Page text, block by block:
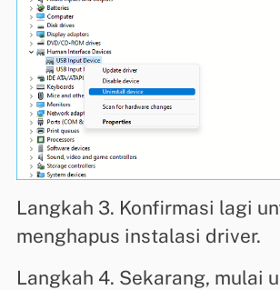
Langkah 3. Konfirmasi lagi
menghapus instalasi driver.
Langkah 4. Sekarang, mulai